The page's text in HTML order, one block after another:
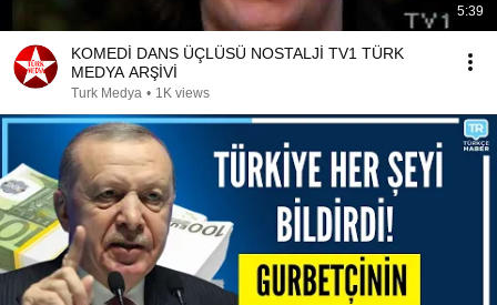
5:39
KOMEDİ DANS ÜÇLÜSÜ NOSTALJİ TV1 TÜRK
MEDYA ARŞİVİ
Turk Medya • 1K views